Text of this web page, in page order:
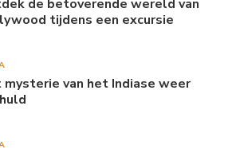
de betoverende wereld van
tijdens een excursie
mysterie van het Indiase weer